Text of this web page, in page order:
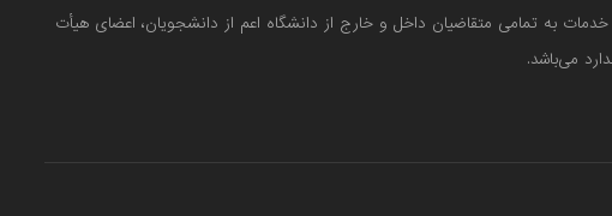
خدمات به تمامی متقاضیان داخل و خارج از دانشگاه اعم از دانشجویان، اعضای هیأت
می‌باشد.